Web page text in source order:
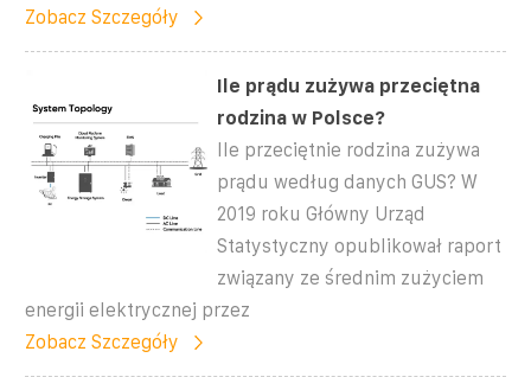
Zobacz Szczegóły
Ile prądu zużywa przeciętna
rodzina w Polsce?
Ile przeciętnie rodzina zużywa
prądu według danych GUS? W
2019 roku Główny Urząd
Statystyczny opublikował raport
związany ze średnim zużyciem
energii elektrycznej przez
Zobacz Szczegóły